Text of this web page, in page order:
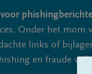
voor
Onder het mom
links of
en fraude